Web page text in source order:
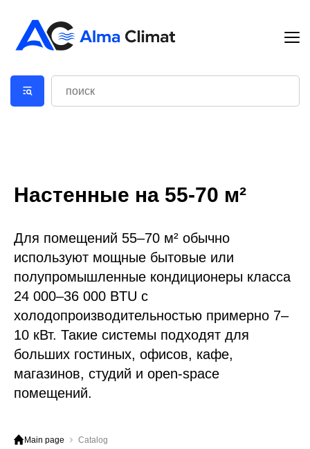
Настенные на 55-70 м²
Для помещений 55–70 м² обычно
используют мощные бытовые или
полупромышленные кондиционеры класса
24 000–36 000 BTU с
холодопроизводительностью примерно 7–
10 кВт. Такие системы подходят для
больших гостиных, офисов, кафе,
магазинов, студий и open-space
помещений.
Main page Catalog